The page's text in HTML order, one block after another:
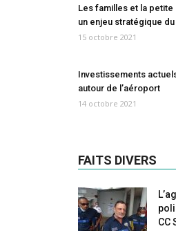
Les familles et la petite
un enjeu stratégique
15 octobre 2021
Investissements
autour de l’aéroport
14 octobre 2021
FAITS DIVERS
CC